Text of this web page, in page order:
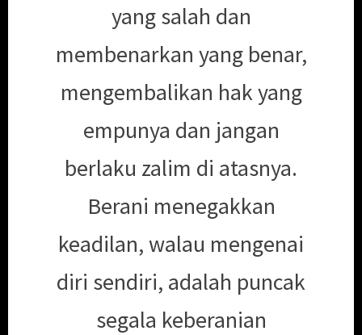
yang salah dan
membenarkan yang benar,
mengembalikan hak yang
empunya dan jangan
berlaku zalim di atasnya.
Berani menegakkan
keadilan, walau mengenai
diri sendiri, adalah puncak
segala keberanian